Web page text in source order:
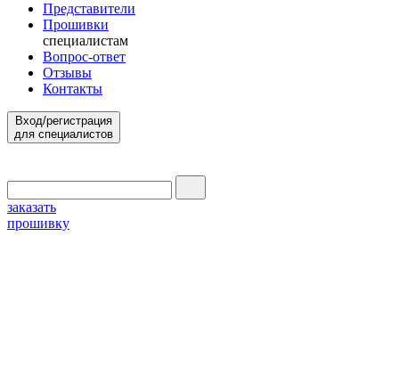
Представители
Прошивки
специалистам
Вопрос-ответ
Отзывы
Контакты
Вход/регистрация
для специалистов
заказать
прошивку